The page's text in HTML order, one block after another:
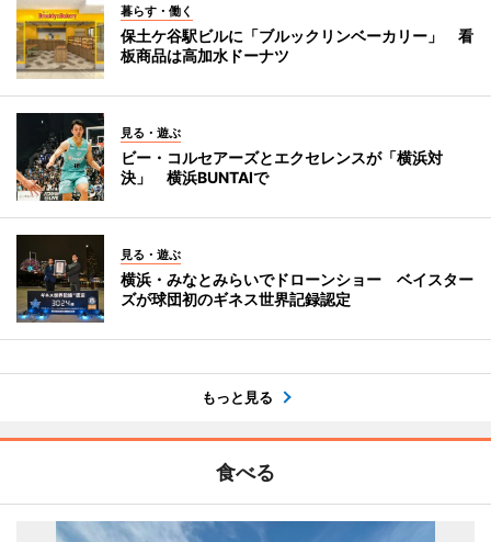
暮らす・働く
保土ケ谷駅ビルに「ブルックリンベーカリー」 看
板商品は高加水ドーナツ
見る・遊ぶ
ビー・コルセアーズとエクセレンスが「横浜対
決」 横浜BUNTAIで
見る・遊ぶ
横浜・みなとみらいでドローンショー ベイスター
ズが球団初のギネス世界記録認定
もっと見る
食べる